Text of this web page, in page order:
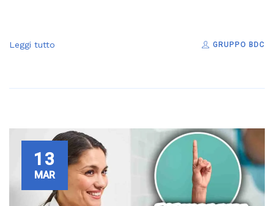
Leggi tutto GRUPPO BDC
13
MAR